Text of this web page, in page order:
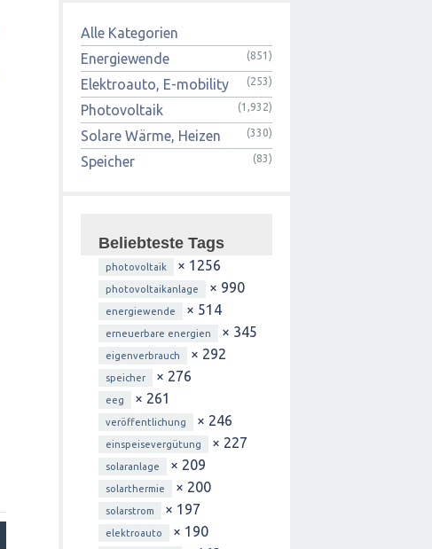
Alle Kategorien
Energiewende
(851)
Elektroauto, E-mobility (253)
Photovoltaik (1,932)
Solare Wärme, Heizen (330)
Speicher (83)
Beliebteste Tags
photovoltaik × 1256
photovoltaikanlage × 990
energiewende × 514
erneuerbare energien × 345
eigenverbrauch × 292
speicher × 276
eeg × 261
veröffentlichung × 246
einspeisevergütung × 227
solaranlage × 209
solarthermie × 200
solarstrom × 197
elektroauto × 190